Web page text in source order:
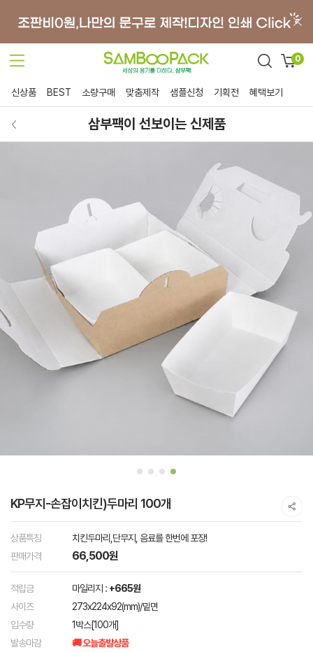
0
신상품 BEST 소량구매 맞춤제작 샘플신청 기획전 혜택보기
삼부팩이 선보이는 신제품
KP무지-손잡이치킨)두마리 100개
상품특징
치킨두마리,단무지, 음료를 한번에 포장!
판매가격
66,500원
적립금 마일리지 : +665원
사이즈
273x224x92(mm)/밑면
입수량
1박스[100개]
발송마감
🚚 오늘출발상품